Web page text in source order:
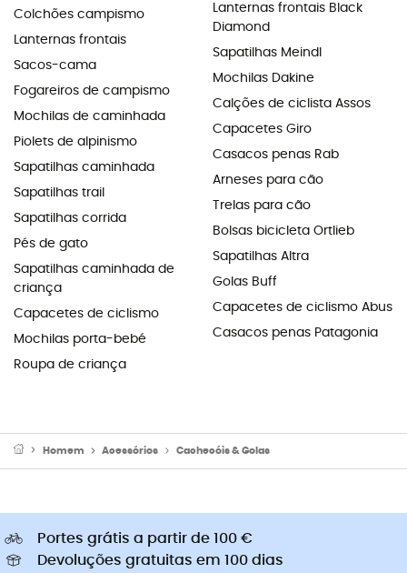
Colchões campismo
Lanternas frontais
Sacos-cama
Fogareiros de campismo
Mochilas de caminhada
Piolets de alpinismo
Sapatilhas caminhada
Sapatilhas trail
Sapatilhas corrida
Pés de gato
Sapatilhas caminhada de
criança
Capacetes de ciclismo
Mochilas porta-bebé
Roupa de criança
Lanternas frontais Black
Diamond
Sapatilhas Meindl
Mochilas Dakine
Calções de ciclista Assos
Capacetes Giro
Casacos penas Rab
Arneses para cão
Trelas para cão
Bolsas bicicleta Ortlieb
Sapatilhas Altra
Golas Buff
Capacetes de ciclismo Abus
Casacos penas Patagonia
Homem Acessórios Cachecóis & Golas
Portes grátis a partir de 100 €
Devoluções gratuitas em 100 dias